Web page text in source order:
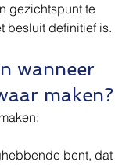
gezichtspunt te
besluit definitief is.
wanneer
maken?
bent, dat